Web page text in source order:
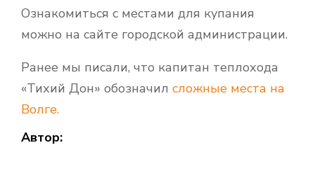
Ознакомиться с местами для купания
можно на сайте городской администрации.
Ранее мы писали, что капитан теплохода
«Тихий Дон» обозначил сложные места на
Волге.
Автор: